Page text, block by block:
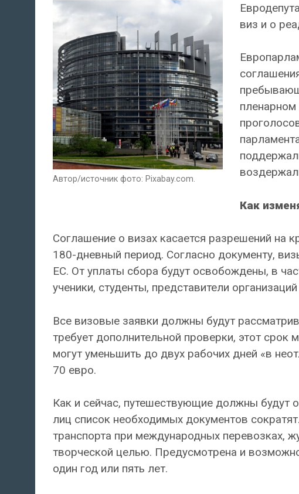
Автор/источник фото: Pixabay.com.
виз и о
Как
Соглашение о визах касается разрешений на
180-дневный период. Согласно документу,
ЕС. От уплаты сбора будут освобождены, в
ученики, студенты, представители
Все визовые заявки должны будут
требует дополнительной проверки, этот срок
могут уменьшить до двух рабочих дней «в
70 евро.
Как и сейчас, путешествующие должны будут
лиц список необходимых документов
транспорта при международных перевозках,
творческой целью. Предусмотрена и
один год или пять лет.